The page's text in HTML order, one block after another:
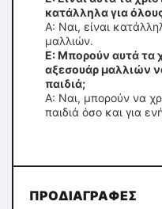
κατάλληλα για
Α: Ναι, είναι
μαλλιών.
Ε: Μπορούν αυτά τα
αξεσουάρ μαλλιών
παιδιά;
Α: Ναι, μπορούν να
παιδιά όσο και για
ΠΡΟΔΙΑΓΡΑΦΈΣ